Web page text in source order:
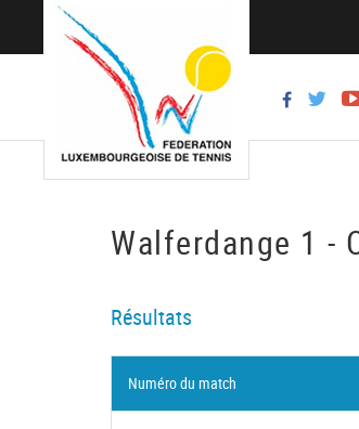
Walferdange 1 -
Résultats
Numéro du match